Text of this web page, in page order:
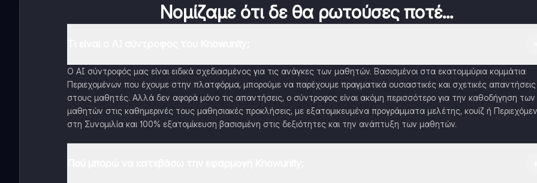
Νομίζαμε ότι δε θα ρωτούσες ποτέ...
Ο AI σύντροφός μας είναι ειδικά σχεδιασμένος για τις ανάγκες των μαθητών. Βασισμένοι στα εκατομμύρια κομμάτια
Περιεχομένων που έχουμε στην πλατφόρμα, μπορούμε να παρέχουμε πραγματικά ουσιαστικές και σχετικές απαντήσεις
στους μαθητές. Αλλά δεν αφορά μόνο τις απαντήσεις, ο σύντροφος είναι ακόμη περισσότερο για την καθοδήγηση των
μαθητών στις καθημερινές τους μαθησιακές προκλήσεις, με εξατομικευμένα προγράμματα μελέτης, κουίζ ή
στη Συνομιλία και 100% εξατομίκευση βασισμένη στις δεξιότητες και την ανάπτυξη των μαθητών.